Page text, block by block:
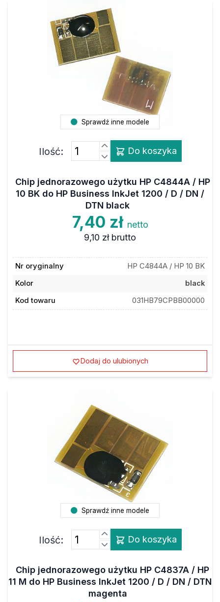
Sprawdź inne modele
Ilość: Do koszyka
Chip jednorazowego użytku HP C4844A / HP
10 BK do HP Business InkJet 1200 / D / DN /
DTN black
7,40 zł netto
9,10 zł brutto
Nr oryginalny
HP C4844A / HP 10 BK
Kolor
black
Kod towaru
031HB79CPBB00000
Dodaj do ulubionych
Sprawdź inne modele
Ilość: Do koszyka
Chip jednorazowego użytku HP C4837A / HP
11 M do HP Business InkJet 1200 / D / DN / DTN
magenta